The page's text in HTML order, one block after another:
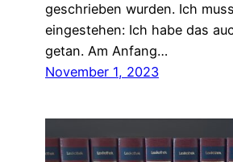
geschrieben wurden. Ich
eingestehen: Ich habe das
getan. Am Anfang…
November 1, 2023